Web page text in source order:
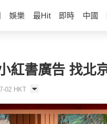
娛樂 最Hit 即時 中國
紅書廣告 找北
02 HKT